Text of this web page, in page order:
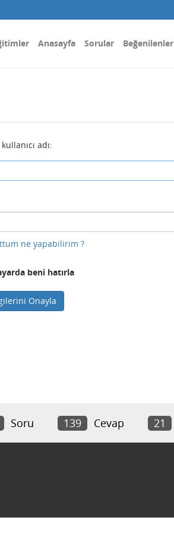
Anasayfa Sorular Beğenilenler
adı:
ne yapabilirim ?
beni hatırla
Onayla
Soru 139 Cevap 21